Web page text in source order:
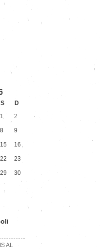
S
D
1
2
8 9
15 16
22 23
29 30
AL